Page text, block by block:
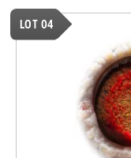
LOT 04